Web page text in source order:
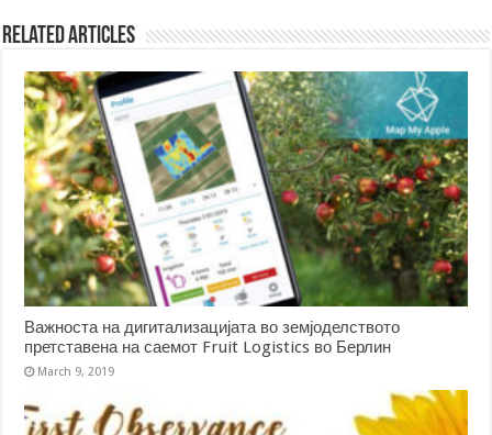
Related Articles
Важноста на дигитализацијата во земјоделството
претставена на саемот Fruit Logistics во Берлин
March 9, 2019